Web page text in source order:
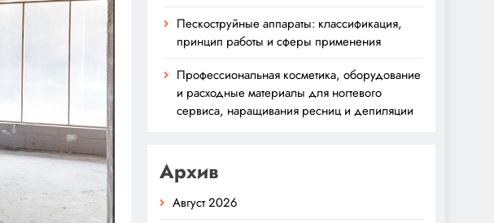
Пескоструйные аппараты: классификация,
принцип работы и сферы применения
Профессиональная косметика, оборудование
и расходные материалы для ногтевого
сервиса, наращивания ресниц и депиляции
Архив
Август 2026